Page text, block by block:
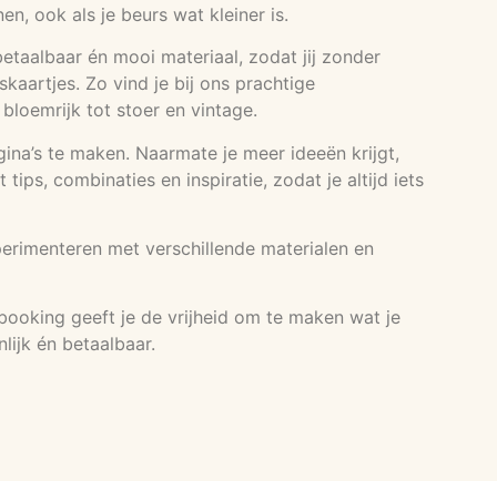
ook als je beurs wat kleiner is.
én mooi materiaal, zodat jij zonder
Zo vind je bij ons prachtige
tot stoer en vintage.
te maken. Naarmate je meer ideeën krijgt,
tips, combinaties en inspiratie, zodat je altijd iets
met verschillende materialen en
geeft je de vrijheid om te maken wat je
én betaalbaar.